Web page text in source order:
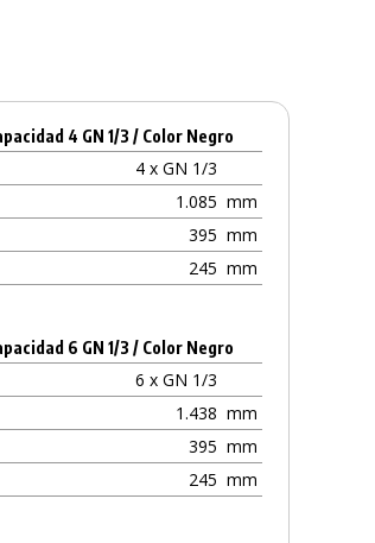
4 GN 1/3 / Color Negro
4 x GN 1/3
1.085 mm
395 mm
245 mm
6 GN 1/3 / Color Negro
6 x GN 1/3
1.438 mm
395 mm
245 mm